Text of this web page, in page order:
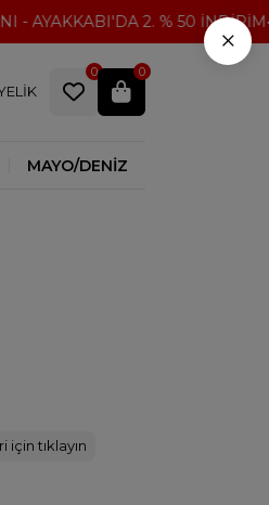
AYAKKABI'DA 2. % 50 İNDİRİM
0 0
MAYO/DENİZ
tıklayın
×